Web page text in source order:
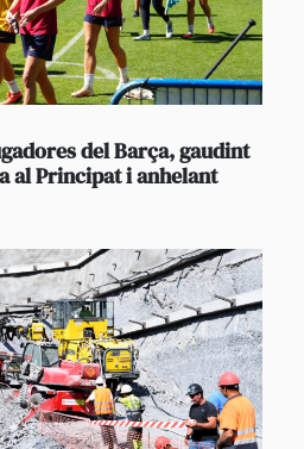
del Barça, gaudint
al Principat i anhelant